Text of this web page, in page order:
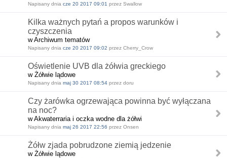
Napisany dnia cze 20 2017 09:01 przez Swallow
Kilka ważnych pytań a propos warunków i
czyszczenia
w Archiwum tematów
Napisany dnia cze 20 2017 09:02 przez Cherry_Crow
Oświetlenie UVB dla żółwia greckiego
w Żółwie lądowe
Napisany dnia maj 30 2017 08:54 przez doru
Czy żarówka ogrzewająca powinna być wyłączana
na noc?
w Akwaterraria i oczka wodne dla żółwi
Napisany dnia maj 26 2017 22:56 przez Onsen
Żółw zjada pobrudzone ziemią jedzenie
w Żółwie lądowe